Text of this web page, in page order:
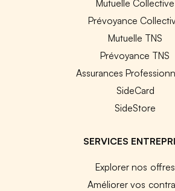
Mutuelle Collective
Prévoyance
Mutuelle TNS
Prévoyance TNS
Assurances
SideCard
SideStore
SERVICES
Explorer nos offres
Améliorer vos